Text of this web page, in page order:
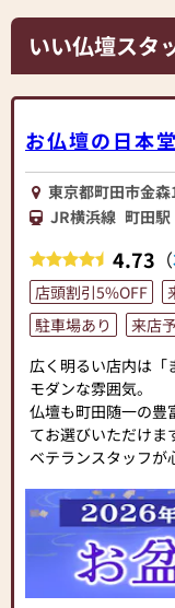
いい仏壇スタ
お仏壇の日本
東京都町田市金
JR横浜線 町田駅
4.73 （
店頭割引5%OFF
駐車場あり
来店
広く明るい店内は「
モダンな雰囲気。
仏壇も町田随一の豊
てお選びいただけま
ベテランスタッフが
いませ。
『偲ぶ心をかたちに
お客様お気持ちに
るご説明を致します
是非一度、皆様で日